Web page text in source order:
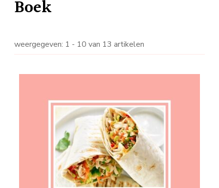
Boek
weergegeven: 1 - 10 van 13 artikelen